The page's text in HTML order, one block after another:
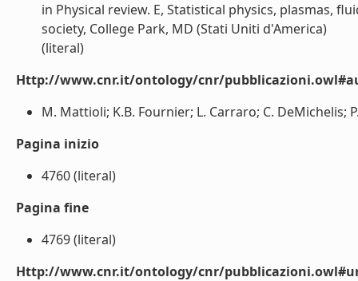
in Physical review. E, Statistical physics, plasmas,
society, College Park, MD (Stati Uniti d'America)
(literal)
Http://www.cnr.it/ontology/cnr/
M. Mattioli; K.B. Fournier; L. Carraro; C. DeMichelis;
Pagina inizio
4760 (literal)
Pagina fine
4769 (literal)
Http://www.cnr.it/ontology/cnr/